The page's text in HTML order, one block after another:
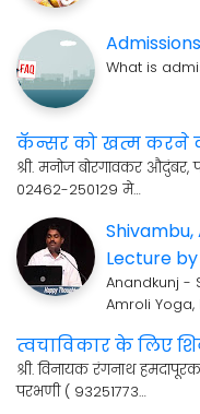
What is
कॅन्सर को खत्म करने
श्री. मनोज बोरगावकर
02462-250129 मे…
Lecture
Anandkunj -
Amroli Yoga,
त्वचाविकार के लिए
श्री. विनायक रंगनाथ
परभणी ( 93251773…